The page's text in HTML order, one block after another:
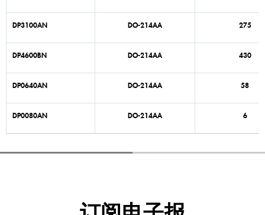
DP3100AN DO-214AA 275
DP4600BN DO-214AA 430
DP0640AN DO-214AA 58
DP0080AN DO-214AA 6
订阅电子报